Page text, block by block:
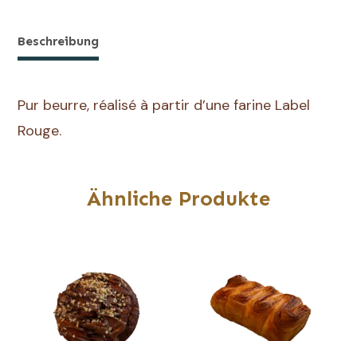
Beschreibung
Pur beurre, réalisé à partir d’une farine Label
Rouge.
Ähnliche Produkte
mehrere
Variationen.